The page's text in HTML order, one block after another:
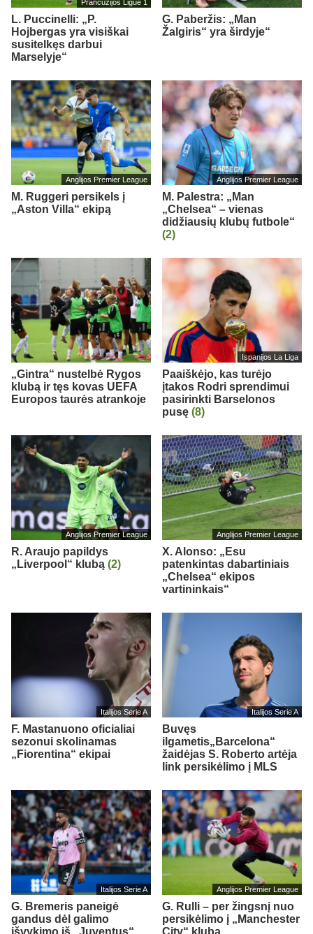
Prancūzijos Ligue 1
L. Puccinelli: „P.
Hojbergas yra visiškai
susitelkęs darbui
Marselyje“
G. Paberžis: „Man
Žalgiris“ yra širdyje“
Anglijos Premier League
M. Ruggeri persikels į
„Aston Villa“ ekipą
Anglijos Premier League
M. Palestra: „Man
„Chelsea“ – vienas
didžiausių klubų futbole“
(2)
„Gintra“ nustelbė Rygos
klubą ir tęs kovas UEFA
Europos taurės atrankoje
Ispanijos La Liga
Paaiškėjo, kas turėjo
įtakos Rodri sprendimui
pasirinkti Barselonos
pusę (8)
Anglijos Premier League
R. Araujo papildys
„Liverpool“ klubą (2)
Anglijos Premier League
X. Alonso: „Esu
patenkintas dabartiniais
„Chelsea“ ekipos
vartininkais“
Italijos Serie A
F. Mastanuono oficialiai
sezonui skolinamas
„Fiorentina“ ekipai
Italijos Serie A
Buvęs
ilgametis„Barcelona“
žaidėjas S. Roberto artėja
link persikėlimo į MLS
Italijos Serie A
G. Bremeris paneigė
gandus dėl galimo
išvykimo iš „Juventus“
Anglijos Premier League
G. Rulli – per žingsnį nuo
persikėlimo į „Manchester
City“ klubą